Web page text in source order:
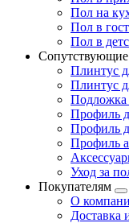
Пол на
Пол в
Пол в
Плинтус
Плинтус
Подложка
Профиль
Профиль
Профиль
Уход за
Покупателям
О
Доставка